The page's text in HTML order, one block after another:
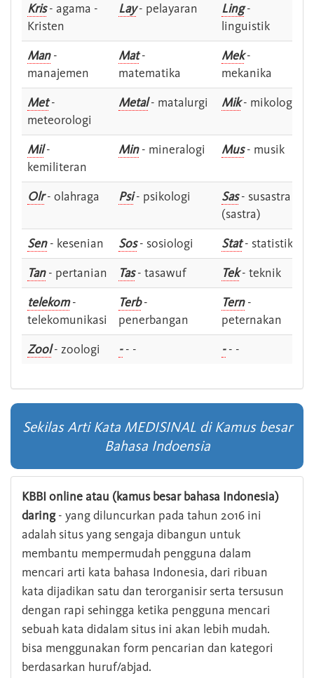
Kris- agama -
Kristen
Lay- pelayaran Ling-
linguistik
Man-
manajemen
Mat-
matematika
Mek-
mekanika
Met-
meteorologi
Metal- matalurgi Mik- mikologi
Mil-
kemiliteran
Min- mineralogi Mus- musik
Olr- olahraga Psi- psikologi Sas- susastra -
(sastra)
Sen- kesenian Sos- sosiologi Stat- statistik
Tan- pertanian Tas- tasawuf Tek- teknik
telekom-
telekomunikasi
Terb-
penerbangan
Tern-
peternakan
Zool- zoologi -- - -- -
Sekilas Arti Kata MEDISINAL di Kamus besar
Bahasa Indoensia
KBBI online atau (kamus besar bahasa Indonesia)
daring- yang diluncurkan pada tahun 2016 ini
adalah situs yang sengaja dibangun untuk
membantu mempermudah pengguna dalam
mencari arti kata bahasa Indonesia, dari ribuan
kata dijadikan satu dan terorganisir serta tersusun
dengan rapi sehingga ketika pengguna mencari
sebuah kata didalam situs ini akan lebih mudah.
bisa menggunakan form pencarian dan kategori
berdasarkan huruf/abjad.